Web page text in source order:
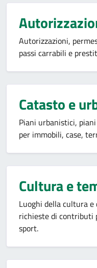
Autorizzazioni,
passi carrabili e
Catasto e
Piani urbanistici,
per immobili, case,
Cultura e
Luoghi della cultura
richieste di contributi
sport.